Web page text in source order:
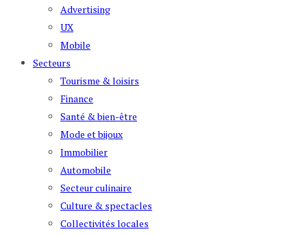
Advertising
UX
Mobile
Secteurs
Tourisme & loisirs
Finance
Santé & bien-être
Mode et bijoux
Immobilier
Automobile
Secteur culinaire
Culture & spectacles
Collectivités locales